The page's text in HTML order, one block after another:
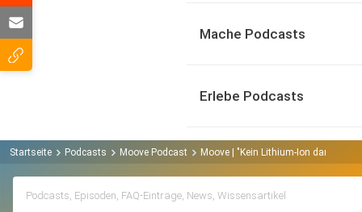
Mache Podcasts
Erlebe Podcasts
Startseite Podcasts Moove Podcast Moove | "Kein Lithium-Ion darf